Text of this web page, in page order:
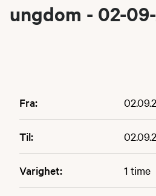
ungdom - 02-
Fra:
Til:
Varighet: 1 time